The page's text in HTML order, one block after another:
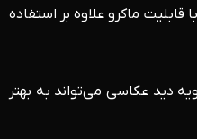
ماکرو علاوه بر استفاده
دید عکاسی می‌تواند به بهتر